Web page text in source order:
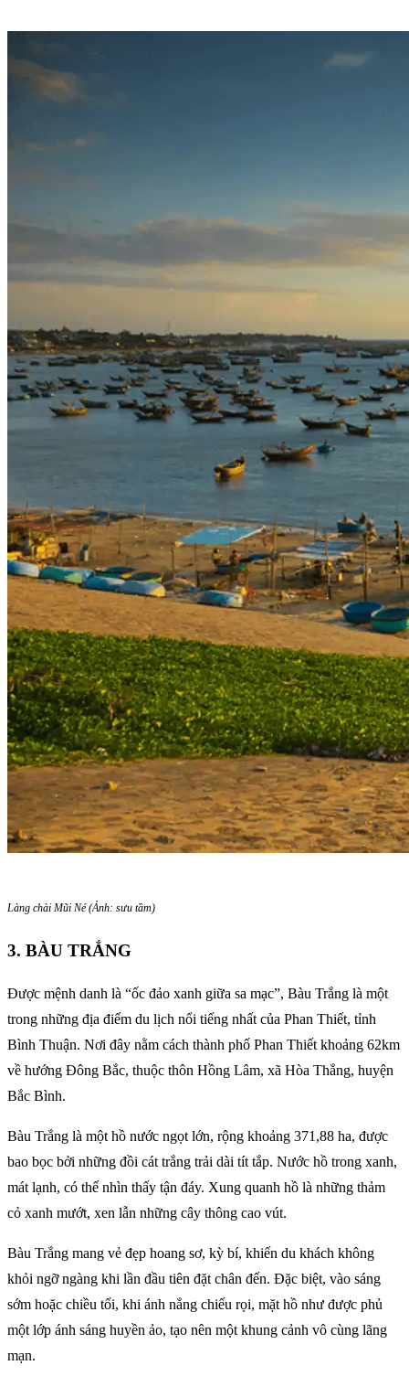
Làng chài Mũi Né (Ảnh: sưu tầm)
3. BÀU TRẮNG
Được mệnh danh là “ốc đảo xanh giữa sa mạc”, Bàu Trắng là một
trong những địa điểm du lịch nổi tiếng nhất của Phan Thiết, tỉnh
Bình Thuận. Nơi đây nằm cách thành phố Phan Thiết khoảng 62km
về hướng Đông Bắc, thuộc thôn Hồng Lâm, xã Hòa Thắng, huyện
Bắc Bình.
Bàu Trắng là một hồ nước ngọt lớn, rộng khoảng 371,88 ha, được
bao bọc bởi những đồi cát trắng trải dài tít tắp. Nước hồ trong xanh,
mát lạnh, có thể nhìn thấy tận đáy. Xung quanh hồ là những thảm
cỏ xanh mướt, xen lẫn những cây thông cao vút.
Bàu Trắng mang vẻ đẹp hoang sơ, kỳ bí, khiến du khách không
khỏi ngỡ ngàng khi lần đầu tiên đặt chân đến. Đặc biệt, vào sáng
sớm hoặc chiều tối, khi ánh nắng chiếu rọi, mặt hồ như được phủ
một lớp ánh sáng huyền ảo, tạo nên một khung cảnh vô cùng lãng
mạn.